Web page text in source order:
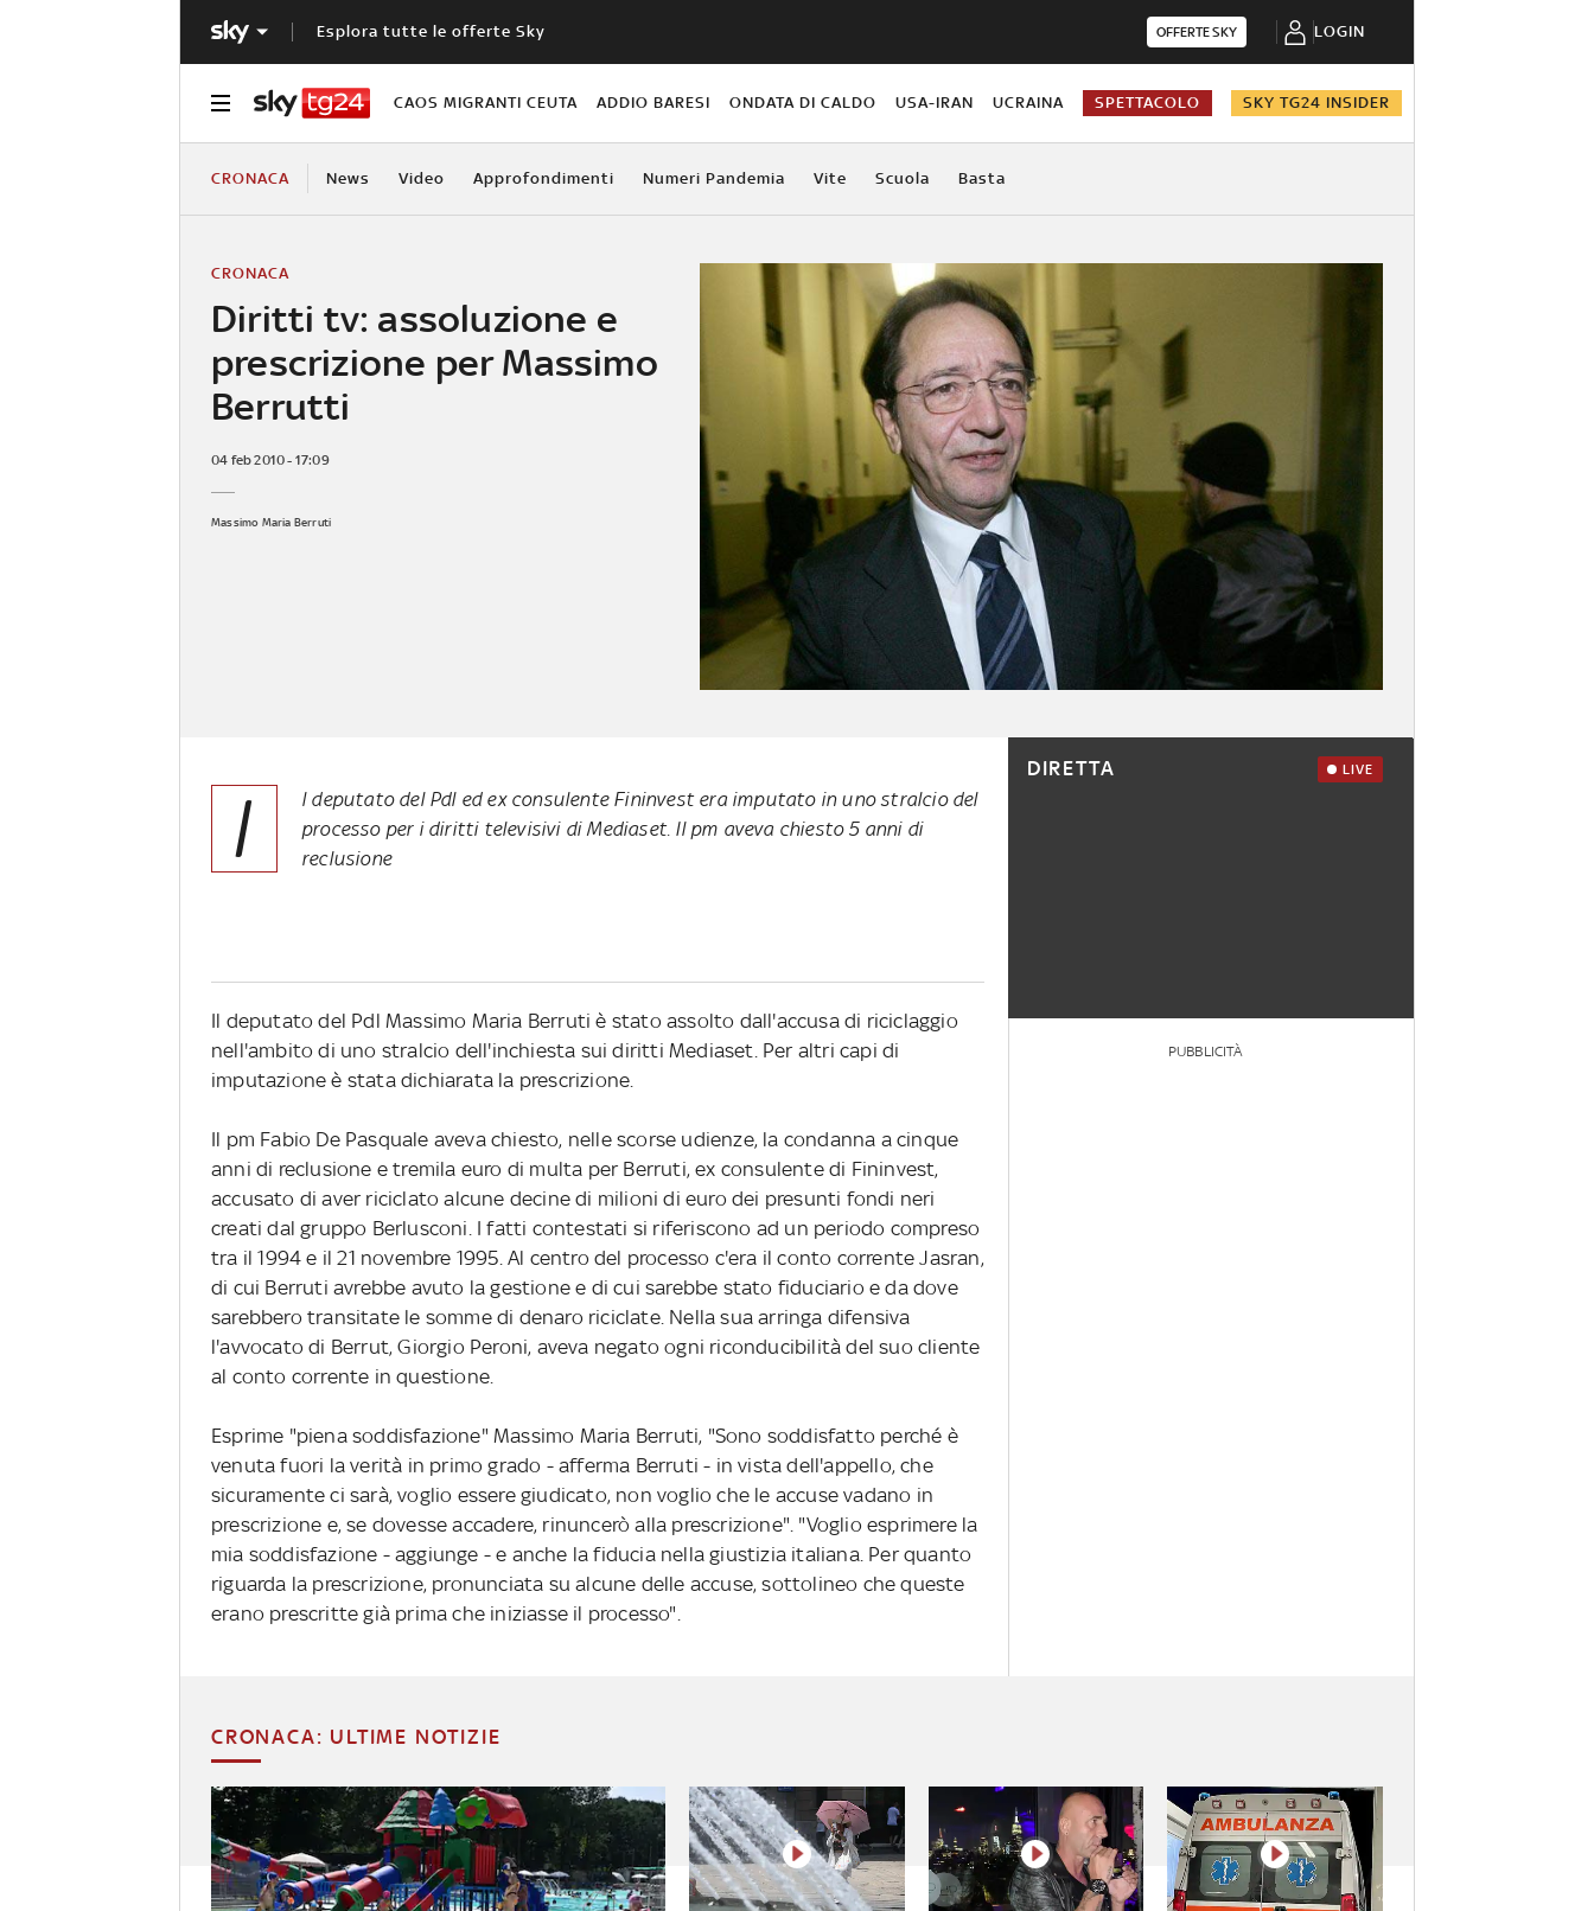
Esplora tutte le offerte Sky OFFERTE SKY LOGIN
CAOS MIGRANTI CEUTA ADDIO BARESI ONDATA DI CALDO USA-IRAN UCRAINA SPETTACOLO SKY TG24 INSIDER
CRONACA News Video Approfondimenti Numeri Pandemia Vite Scuola Basta
Diritti tv: assoluzione e
prescrizione per Massimo
Berrutti
CRONACA
04 feb 2010 - 17:09
Massimo Maria Berruti
I
l deputato del Pdl ed ex consulente Fininvest era imputato in uno stralcio del
processo per i diritti televisivi di Mediaset. Il pm aveva chiesto 5 anni di
reclusione
Il deputato del Pdl Massimo Maria Berruti è stato assolto dall'accusa di riciclaggio
nell'ambito di uno stralcio dell'inchiesta sui diritti Mediaset. Per altri capi di
imputazione è stata dichiarata la prescrizione.
Il pm Fabio De Pasquale aveva chiesto, nelle scorse udienze, la condanna a cinque
anni di reclusione e tremila euro di multa per Berruti, ex consulente di Fininvest,
accusato di aver riciclato alcune decine di milioni di euro dei presunti fondi neri
creati dal gruppo Berlusconi. I fatti contestati si riferiscono ad un periodo compreso
tra il 1994 e il 21 novembre 1995. Al centro del processo c'era il conto corrente Jasran,
di cui Berruti avrebbe avuto la gestione e di cui sarebbe stato fiduciario e da dove
sarebbero transitate le somme di denaro riciclate. Nella sua arringa difensiva
l'avvocato di Berrut, Giorgio Peroni, aveva negato ogni riconducibilità del suo cliente
al conto corrente in questione.
Esprime "piena soddisfazione" Massimo Maria Berruti, "Sono soddisfatto perché è
venuta fuori la verità in primo grado - afferma Berruti - in vista dell'appello, che
sicuramente ci sarà, voglio essere giudicato, non voglio che le accuse vadano in
prescrizione e, se dovesse accadere, rinuncerò alla prescrizione". "Voglio esprimere la
mia soddisfazione - aggiunge - e anche la fiducia nella giustizia italiana. Per quanto
riguarda la prescrizione, pronunciata su alcune delle accuse, sottolineo che queste
erano prescritte già prima che iniziasse il processo".
DIRETTA LIVE
PUBBLICITÀ
CRONACA: ULTIME NOTIZIE